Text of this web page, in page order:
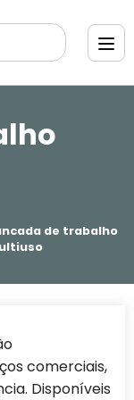
de trabalho
comerciais,
Disponíveis